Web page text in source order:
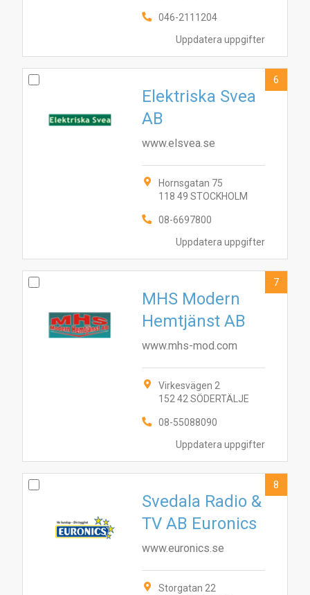
Uppdatera uppgifter
046-2111204
Uppdatera uppgifter
Elektriska Svea
AB
www.elsvea.se
Hornsgatan 75
118 49 STOCKHOLM
08-6697800
6
Uppdatera uppgifter
MHS Modern
Hemtjänst AB
www.mhs-mod.com
Virkesvägen 2
152 42 SÖDERTÄLJE
08-55088090
7
Svedala Radio &
TV AB Euronics
www.euronics.se
Storgatan 22
8